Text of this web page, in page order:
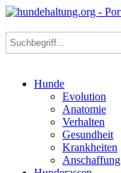
Hunde
Evolution
Anatomie
Verhalten
Gesundheit
Krankheiten
Anschaffung